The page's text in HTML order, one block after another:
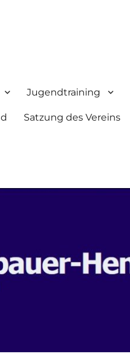
Jugendtraining
Satzung des Vereins